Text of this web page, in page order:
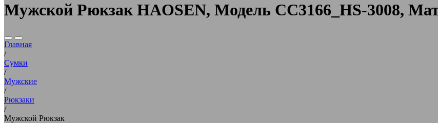
Мужской Рюкзак HAOSEN, Модель CC3166_HS-3008,
Главная
/
Сумки
/
Мужские
/
Рюкзаки
/
Мужской Рюкзак